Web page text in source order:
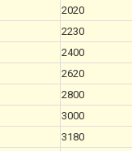
2020
2230
2400
2620
2800
3000
3180